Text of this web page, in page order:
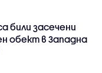
били засечени
обект в Западна